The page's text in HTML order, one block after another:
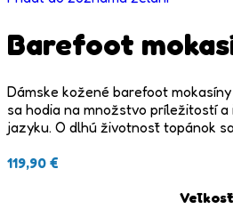
Barefoot
Dámske kožené barefoot
sa hodia na množstvo príležitostí
jazyku. O dlhú životnosť topánok
119,90 €
Veľkosť